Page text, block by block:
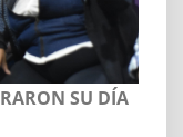
SU DÍA